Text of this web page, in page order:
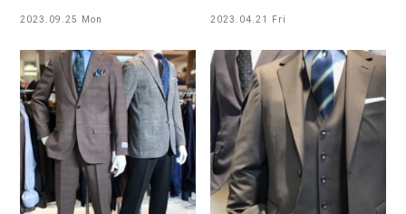
2023.09.25 Mon 2023.04.21 Fri